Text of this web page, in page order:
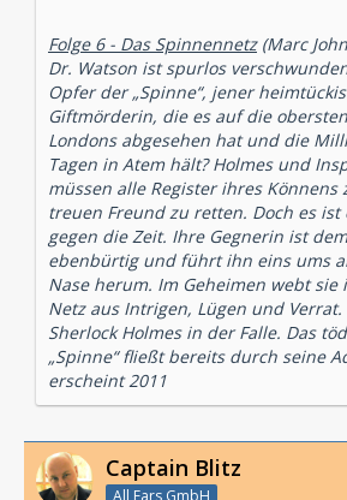
Folge 6 - Das Spinnennetz(Marc
Dr. Watson ist spurlos
Opfer der „Spinne“, jener
Giftmörderin, die es auf die
Londons abgesehen hat und die
Tagen in Atem hält? Holmes und
müssen alle Register ihres Könnens
treuen Freund zu retten. Doch es
gegen die Zeit. Ihre Gegnerin ist
ebenbürtig und führt ihn eins ums
Nase herum. Im Geheimen webt sie
Netz aus Intrigen, Lügen und
Sherlock Holmes in der Falle. Das
„Spinne“ fließt bereits durch seine
erscheint 2011
Captain Blitz
All Ears GmbH